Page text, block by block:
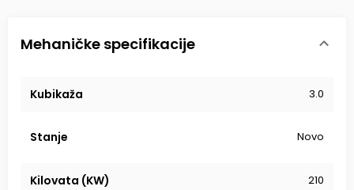
Mehaničke specifikacije
Kubikaža 3.0
Stanje Novo
Kilovata (KW) 210